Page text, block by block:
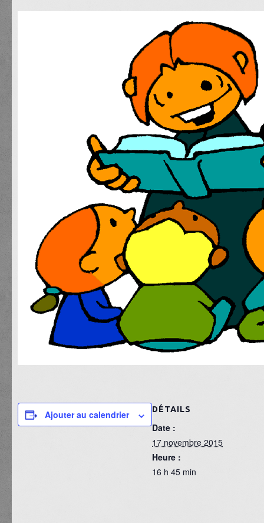
Ajouter au calendrier DÉTAILS
Date :
17 novembre 2015
Heure :
16 h 45 min